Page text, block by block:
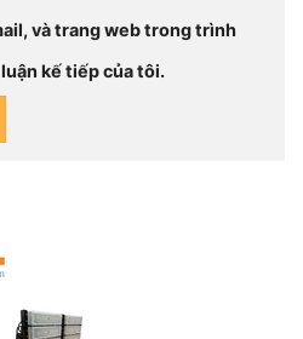
và trang web trong trình
kế tiếp của tôi.